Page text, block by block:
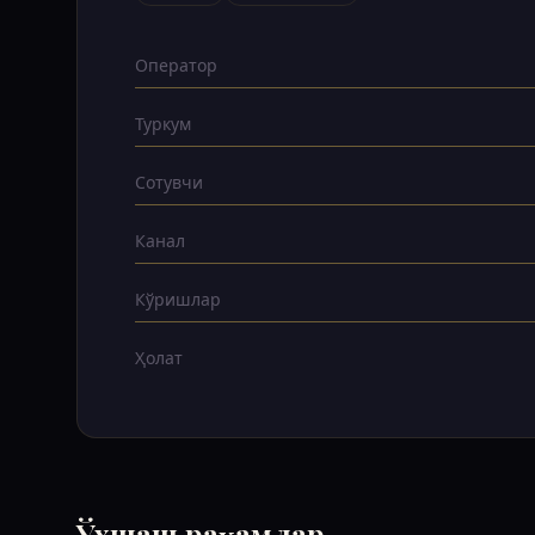
Оператор
Туркум
Сотувчи
Канал
Кўришлар
Ҳолат